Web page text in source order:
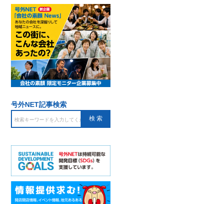
号外NET記事検索